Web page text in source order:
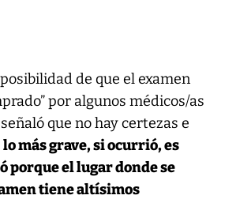
de que el examen
por algunos médicos/as
que no hay certezas e
lo más grave, si ocurrió, es
porque el lugar donde se
tiene altísimos